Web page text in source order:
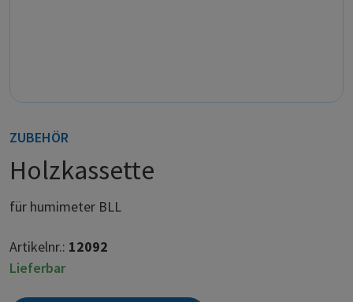
ZUBEHÖR
Holzkassette
für humimeter BLL
Artikelnr.: 12092
Lieferbar